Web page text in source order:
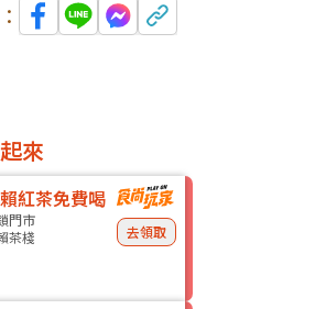
來
紅茶免費喝
門市
茶棧
去領取